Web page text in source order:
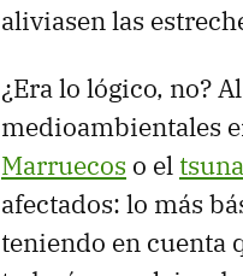
aliviasen las
¿Era lo lógico, no?
medioambientales
Marruecos o el
afectados: lo más
teniendo en cuenta